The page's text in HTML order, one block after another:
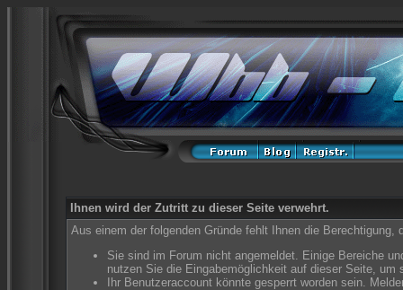
Ihnen wird der Zutritt zu dieser Seite verwehrt.
Aus einem der folgenden Gründe fehlt Ihnen die Berechtigung,
Sie sind im Forum nicht angemeldet. Einige Bereiche
nutzen Sie die Eingabemöglichkeit auf dieser Seite,
Ihr Benutzeraccount könnte gesperrt worden sein.